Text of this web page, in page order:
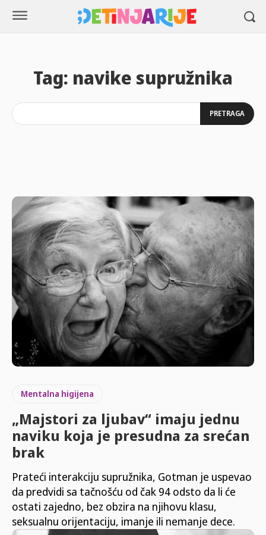
Tag: navike supružnika
PRETRAGA
Mentalna higijena
„Majstori za ljubav“ imaju jednu
naviku koja je presudna za srećan
brak
Prateći interakciju supružnika, Gotman je uspevao
da predvidi sa tačnošću od čak 94 odsto da li će
ostati zajedno, bez obzira na njihovu klasu,
seksualnu orijentaciju, imanje ili nemanje dece.